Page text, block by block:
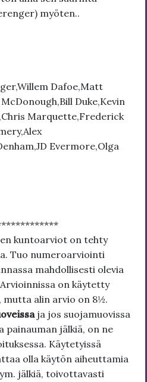
myöten..
Dafoe,Matt
Duke,Kevin
Marquette,Frederick
Evermore,Olga
kuntoarviot on tehty
Tuo numeroarviointi
mahdollisesti olevia
on käytetty
mutta alin arvio on 8½.
ja jos suojamuovissa
painauman jälkiä, on ne
Käytetyissä
olla käytön aiheuttamia
jälkiä, toivottavasti